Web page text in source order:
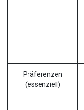
Präferenzen
(essenziell)